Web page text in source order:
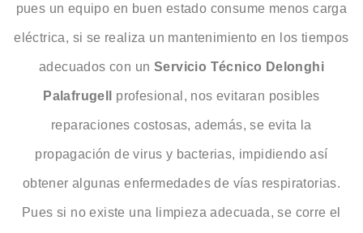
pues un equipo en buen estado consume menos carga
eléctrica, si se realiza un mantenimiento en los tiempos
adecuados con un Servicio Técnico Delonghi
Palafrugell profesional, nos evitaran posibles
reparaciones costosas, además, se evita la
propagación de virus y bacterias, impidiendo así
obtener algunas enfermedades de vías respiratorias.
Pues si no existe una limpieza adecuada, se corre el